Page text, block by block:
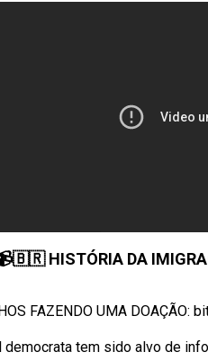
HISTÓRIA DA
FAZENDO UMA DOAÇÃO:
tem sido alvo de